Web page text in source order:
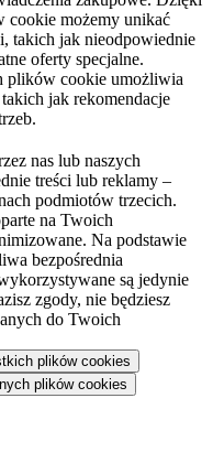
cookie możemy unikać
takich jak nieodpowiednie
oferty specjalne.
plików cookie umożliwia
jak rekomendacje
nas lub naszych
treści lub reklamy –
podmiotów trzecich.
na Twoich
Na podstawie
bezpośrednia
są jedynie
zgody, nie będziesz
do Twoich
plików cookies
plików cookies